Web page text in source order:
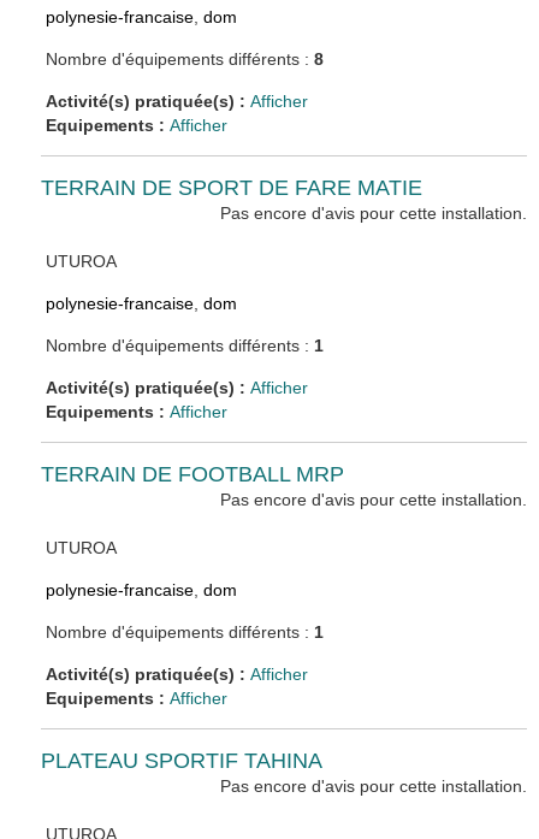
polynesie-francaise ,dom
Nombre d'équipements différents :8
Activité(s) pratiquée(s) :Afficher
Equipements :Afficher
TERRAIN DE SPORT DE FARE MATIE
Pas encore d'avis pour cette installation.
UTUROA
polynesie-francaise ,dom
Nombre d'équipements différents : 1
Activité(s) pratiquée(s) :Afficher
Equipements :Afficher
TERRAIN DE FOOTBALL MRP
Pas encore d'avis pour cette installation.
UTUROA
polynesie-francaise ,dom
Nombre d'équipements différents : 1
Activité(s) pratiquée(s) :Afficher
Equipements :Afficher
PLATEAU SPORTIF TAHINA
Pas encore d'avis pour cette installation.
UTUROA